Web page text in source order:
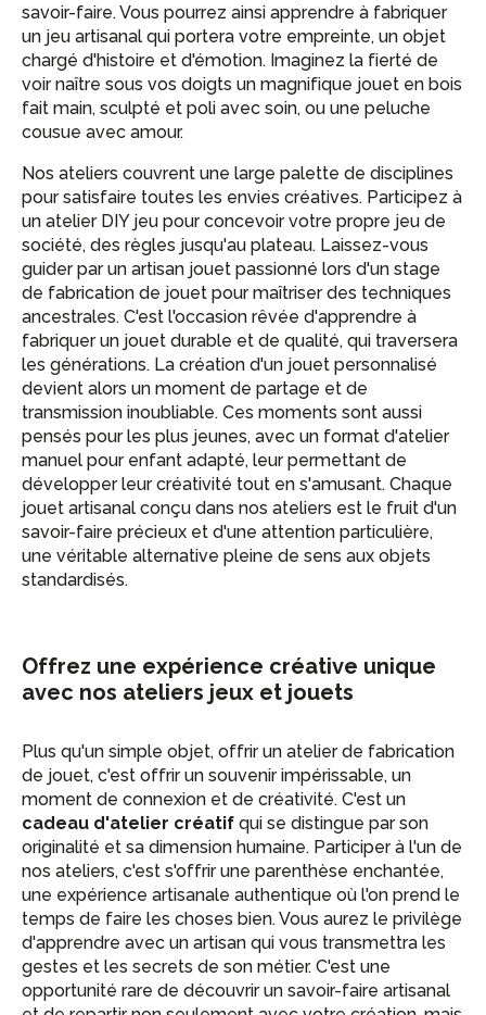
savoir-faire. Vous pourrez ainsi apprendre à fabriquer
un jeu artisanal qui portera votre empreinte, un objet
chargé d'histoire et d'émotion. Imaginez la fierté de
voir naître sous vos doigts un magnifique jouet en bois
fait main, sculpté et poli avec soin, ou une peluche
cousue avec amour.
Nos ateliers couvrent une large palette de disciplines
pour satisfaire toutes les envies créatives. Participez à
un atelier DIY jeu pour concevoir votre propre jeu de
société, des règles jusqu'au plateau. Laissez-vous
guider par un artisan jouet passionné lors d'un stage
de fabrication de jouet pour maîtriser des techniques
ancestrales. C'est l'occasion rêvée d'apprendre à
fabriquer un jouet durable et de qualité, qui traversera
les générations. La création d'un jouet personnalisé
devient alors un moment de partage et de
transmission inoubliable. Ces moments sont aussi
pensés pour les plus jeunes, avec un format d'atelier
manuel pour enfant adapté, leur permettant de
développer leur créativité tout en s'amusant. Chaque
jouet artisanal conçu dans nos ateliers est le fruit d'un
savoir-faire précieux et d'une attention particulière,
une véritable alternative pleine de sens aux objets
standardisés.
Offrez une expérience créative unique
avec nos ateliers jeux et jouets
Plus qu'un simple objet, offrir un atelier de fabrication
de jouet, c'est offrir un souvenir impérissable, un
moment de connexion et de créativité. C'est un
cadeau d'atelier créatif qui se distingue par son
originalité et sa dimension humaine. Participer à l'un de
nos ateliers, c'est s'offrir une parenthèse enchantée,
une expérience artisanale authentique où l'on prend le
temps de faire les choses bien. Vous aurez le privilège
d'apprendre avec un artisan qui vous transmettra les
gestes et les secrets de son métier. C'est une
opportunité rare de découvrir un savoir-faire artisanal